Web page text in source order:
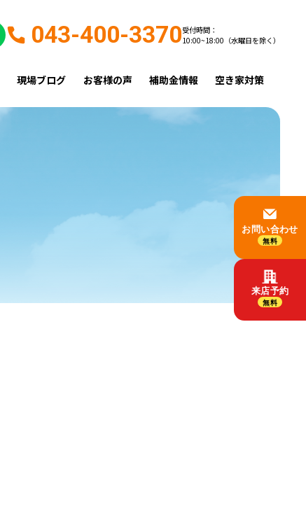
お問い合わせ
無料
来店予約
無料
043-400-3370受付時間：
10:00~18:00（水曜日を除く）
現場ブログ お客様の声 補助金情報 空き家対策